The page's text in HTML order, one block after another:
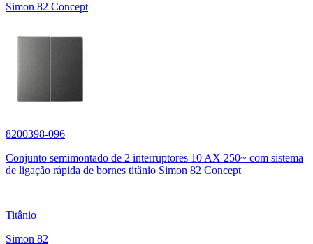
Simon 82 Concept
8200398-096
Conjunto semimontado de 2 interruptores 10 AX 250~ com sistema
de ligação rápida de bornes titânio Simon 82 Concept
Titânio
Simon 82